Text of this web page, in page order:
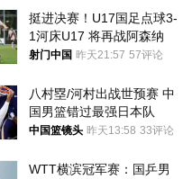
挺进决赛！U17国足点球3-
1河床U17 将再战阿森纳
射门中国 昨天21:57 57评论
八村塁/河村出战世预赛 中
国男篮错过最强日本队
中国篮镜头 昨天13:58 33评论
WTT横滨冠军赛：国乒男